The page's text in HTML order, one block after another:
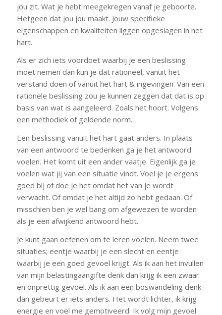
jou zit. Wat je hebt meegekregen vanaf je geboorte.
Hetgeen dat jou jou maakt. Jouw specifieke
eigenschappen en kwaliteiten liggen opgeslagen in het
hart.
Als er zich iets voordoet waarbij je een beslissing
moet nemen dan kun je dat rationeel, vanuit het
verstand doen of vanuit het hart & ingevingen. Van een
rationele beslissing zou je kunnen zeggen dat dat is op
basis van wat is aangeleerd. Zoals het hoort. Volgens
een methodiek of geldende norm.
Een beslissing vanuit het hart gaat anders. In plaats
van een antwoord te bedenken ga je het antwoord
voelen. Het komt uit een ander vaatje. Eigenlijk ga je
voelen wat jij van een situatie vindt. Voel je je ergens
goed bij of doe je het omdat het van je wordt
verwacht. Of omdat je het altijd zo hebt gedaan. Of
misschien ben je wel bang om afgewezen te worden
als je een afwijkend antwoord hebt.
Je kunt gaan oefenen om te leren voelen. Neem twee
situaties; eentje waarbij je een slecht en eentje
waarbij je een goed gevoel krijgt. Als ik aan het invullen
van mijn belastingaangifte denk dan krijg ik een zwaar
en onprettig gevoel. Als ik aan een boswandeling denk
dan gebeurt er iets anders. Het wordt lichter, ik krijg
energie en voel me gemotiveerd. Ik volg mijn gevoel